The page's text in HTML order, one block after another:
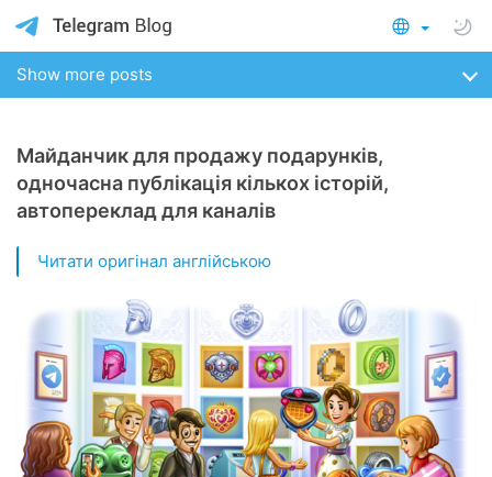
Show more posts
Майданчик для продажу подарунків,
одночасна публікація кількох історій,
автопереклад для каналів
Читати оригінал англійською